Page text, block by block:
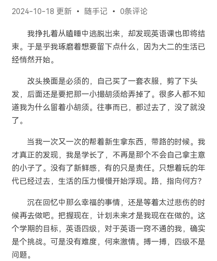
2024-10-18 更新 随手记 0条评论
我挣扎着从瞌睡中逃脱出来，却发现英语课也即将结
束。于是乎我琢磨着想要留下点什么，因为大二的生活已
经悄然开始。
改头换面是必须的，自己买了一套衣服，剪了下头
发，后面还是要把那一小撮胡须给弄掉了。很多人都不知
道我为什么留着小胡须。往事而已，都过去了，没了就没
了。
当我一次又一次的帮着新生拿东西，带路的时候。我
才真正的发现，我是学长了，不再是那个不会自己拿主意
的小子了。没有了新鲜感，有的只是责任。只想着玩的年
代已经过去，生活的压力慢慢开始浮现。路，指向何方？
沉在回忆中那么幸福的事情，还是等着太过悲伤的时
候再去做吧。把握现在，计划未来才是我现在在做的。这
个学期的目标，英语四级，对于英语一窍不通的我，确实
是个挑战。可是没有难度，何来激情。搏一搏，四级不是
问题。